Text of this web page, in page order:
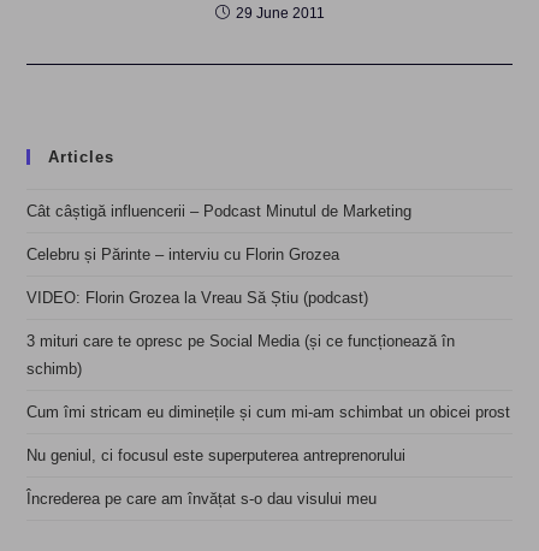
29 June 2011
Articles
Cât câștigă influencerii – Podcast Minutul de Marketing
Celebru și Părinte – interviu cu Florin Grozea
VIDEO: Florin Grozea la Vreau Să Știu (podcast)
3 mituri care te opresc pe Social Media (și ce funcționează în
schimb)
Cum îmi stricam eu diminețile și cum mi-am schimbat un obicei prost
Nu geniul, ci focusul este superputerea antreprenorului
Încrederea pe care am învățat s-o dau visului meu